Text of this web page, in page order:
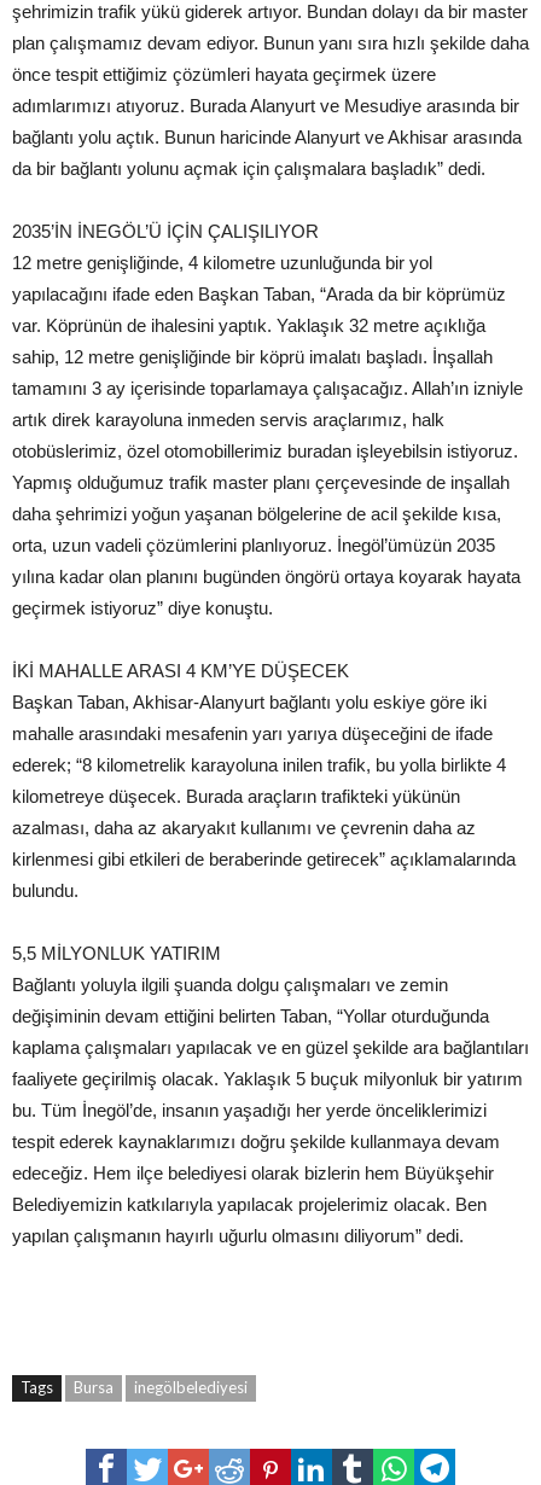
şehrimizin trafik yükü giderek artıyor. Bundan dolayı da bir master
plan çalışmamız devam ediyor. Bunun yanı sıra hızlı şekilde daha
önce tespit ettiğimiz çözümleri hayata geçirmek üzere
adımlarımızı atıyoruz. Burada Alanyurt ve Mesudiye arasında bir
bağlantı yolu açtık. Bunun haricinde Alanyurt ve Akhisar arasında
da bir bağlantı yolunu açmak için çalışmalara başladık” dedi.
2035’İN İNEGÖL’Ü İÇİN ÇALIŞILIYOR
12 metre genişliğinde, 4 kilometre uzunluğunda bir yol
yapılacağını ifade eden Başkan Taban, “Arada da bir köprümüz
var. Köprünün de ihalesini yaptık. Yaklaşık 32 metre açıklığa
sahip, 12 metre genişliğinde bir köprü imalatı başladı. İnşallah
tamamını 3 ay içerisinde toparlamaya çalışacağız. Allah’ın izniyle
artık direk karayoluna inmeden servis araçlarımız, halk
otobüslerimiz, özel otomobillerimiz buradan işleyebilsin istiyoruz.
Yapmış olduğumuz trafik master planı çerçevesinde de inşallah
daha şehrimizi yoğun yaşanan bölgelerine de acil şekilde kısa,
orta, uzun vadeli çözümlerini planlıyoruz. İnegöl’ümüzün 2035
yılına kadar olan planını bugünden öngörü ortaya koyarak hayata
geçirmek istiyoruz” diye konuştu.
İKİ MAHALLE ARASI 4 KM’YE DÜŞECEK
Başkan Taban, Akhisar-Alanyurt bağlantı yolu eskiye göre iki
mahalle arasındaki mesafenin yarı yarıya düşeceğini de ifade
ederek; “8 kilometrelik karayoluna inilen trafik, bu yolla birlikte 4
kilometreye düşecek. Burada araçların trafikteki yükünün
azalması, daha az akaryakıt kullanımı ve çevrenin daha az
kirlenmesi gibi etkileri de beraberinde getirecek” açıklamalarında
bulundu.
5,5 MİLYONLUK YATIRIM
Bağlantı yoluyla ilgili şuanda dolgu çalışmaları ve zemin
değişiminin devam ettiğini belirten Taban, “Yollar oturduğunda
kaplama çalışmaları yapılacak ve en güzel şekilde ara bağlantıları
faaliyete geçirilmiş olacak. Yaklaşık 5 buçuk milyonluk bir yatırım
bu. Tüm İnegöl’de, insanın yaşadığı her yerde önceliklerimizi
tespit ederek kaynaklarımızı doğru şekilde kullanmaya devam
edeceğiz. Hem ilçe belediyesi olarak bizlerin hem Büyükşehir
Belediyemizin katkılarıyla yapılacak projelerimiz olacak. Ben
yapılan çalışmanın hayırlı uğurlu olmasını diliyorum” dedi.
Tags Bursa inegölbelediyesi